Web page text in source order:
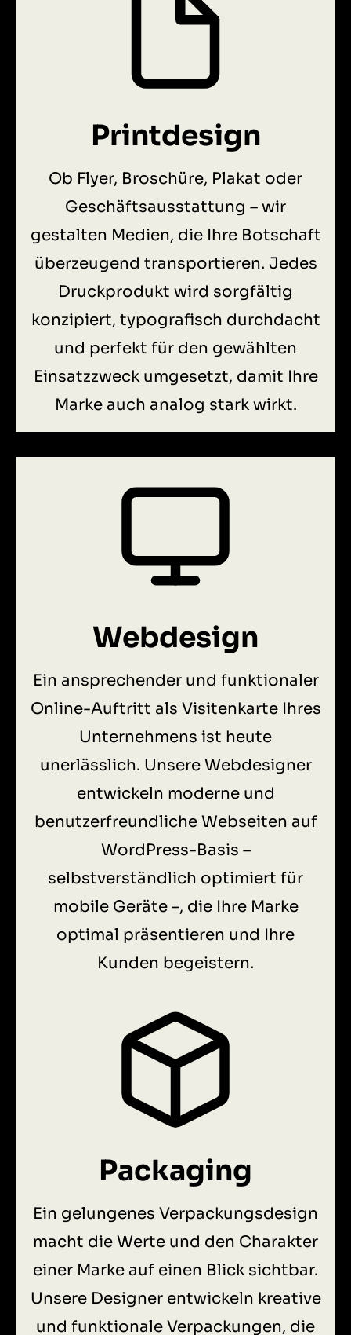
Printdesign
Ob Flyer, Broschüre, Plakat oder
Geschäftsausstattung – wir
gestalten Medien, die Ihre Botschaft
überzeugend transportieren. Jedes
Druckprodukt wird sorgfältig
konzipiert, typografisch durchdacht
und perfekt für den gewählten
Einsatzzweck umgesetzt, damit Ihre
Marke auch analog stark wirkt.
Webdesign
Ein ansprechender und funktionaler
Online-Auftritt als Visitenkarte Ihres
Unternehmens ist heute
unerlässlich. Unsere Webdesigner
entwickeln moderne und
benutzerfreundliche Webseiten auf
WordPress-Basis –
selbstverständlich optimiert für
mobile Geräte –, die Ihre Marke
optimal präsentieren und Ihre
Kunden begeistern.
Packaging
Ein gelungenes Verpackungsdesign
macht die Werte und den Charakter
einer Marke auf einen Blick sichtbar.
Unsere Designer entwickeln kreative
und funktionale Verpackungen, die